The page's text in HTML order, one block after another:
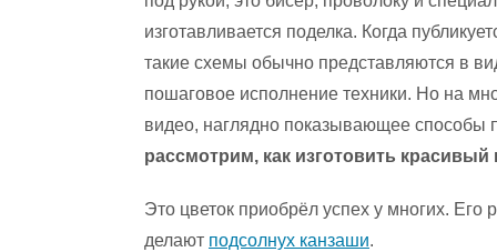
изготавливается поделка. Когда
такие схемы обычно представляются в
пошаговое исполнение техники. Но на
видео, наглядно показывающее способы
рассмотрим, как изготовить красивый
Это цветок приобрёл успех у многих.
делают подсолнух канзаши.